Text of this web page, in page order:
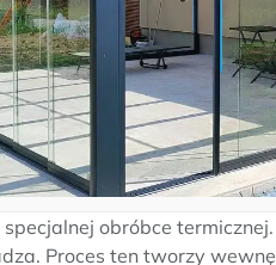
specjalnej obróbce
Proces ten tworzy